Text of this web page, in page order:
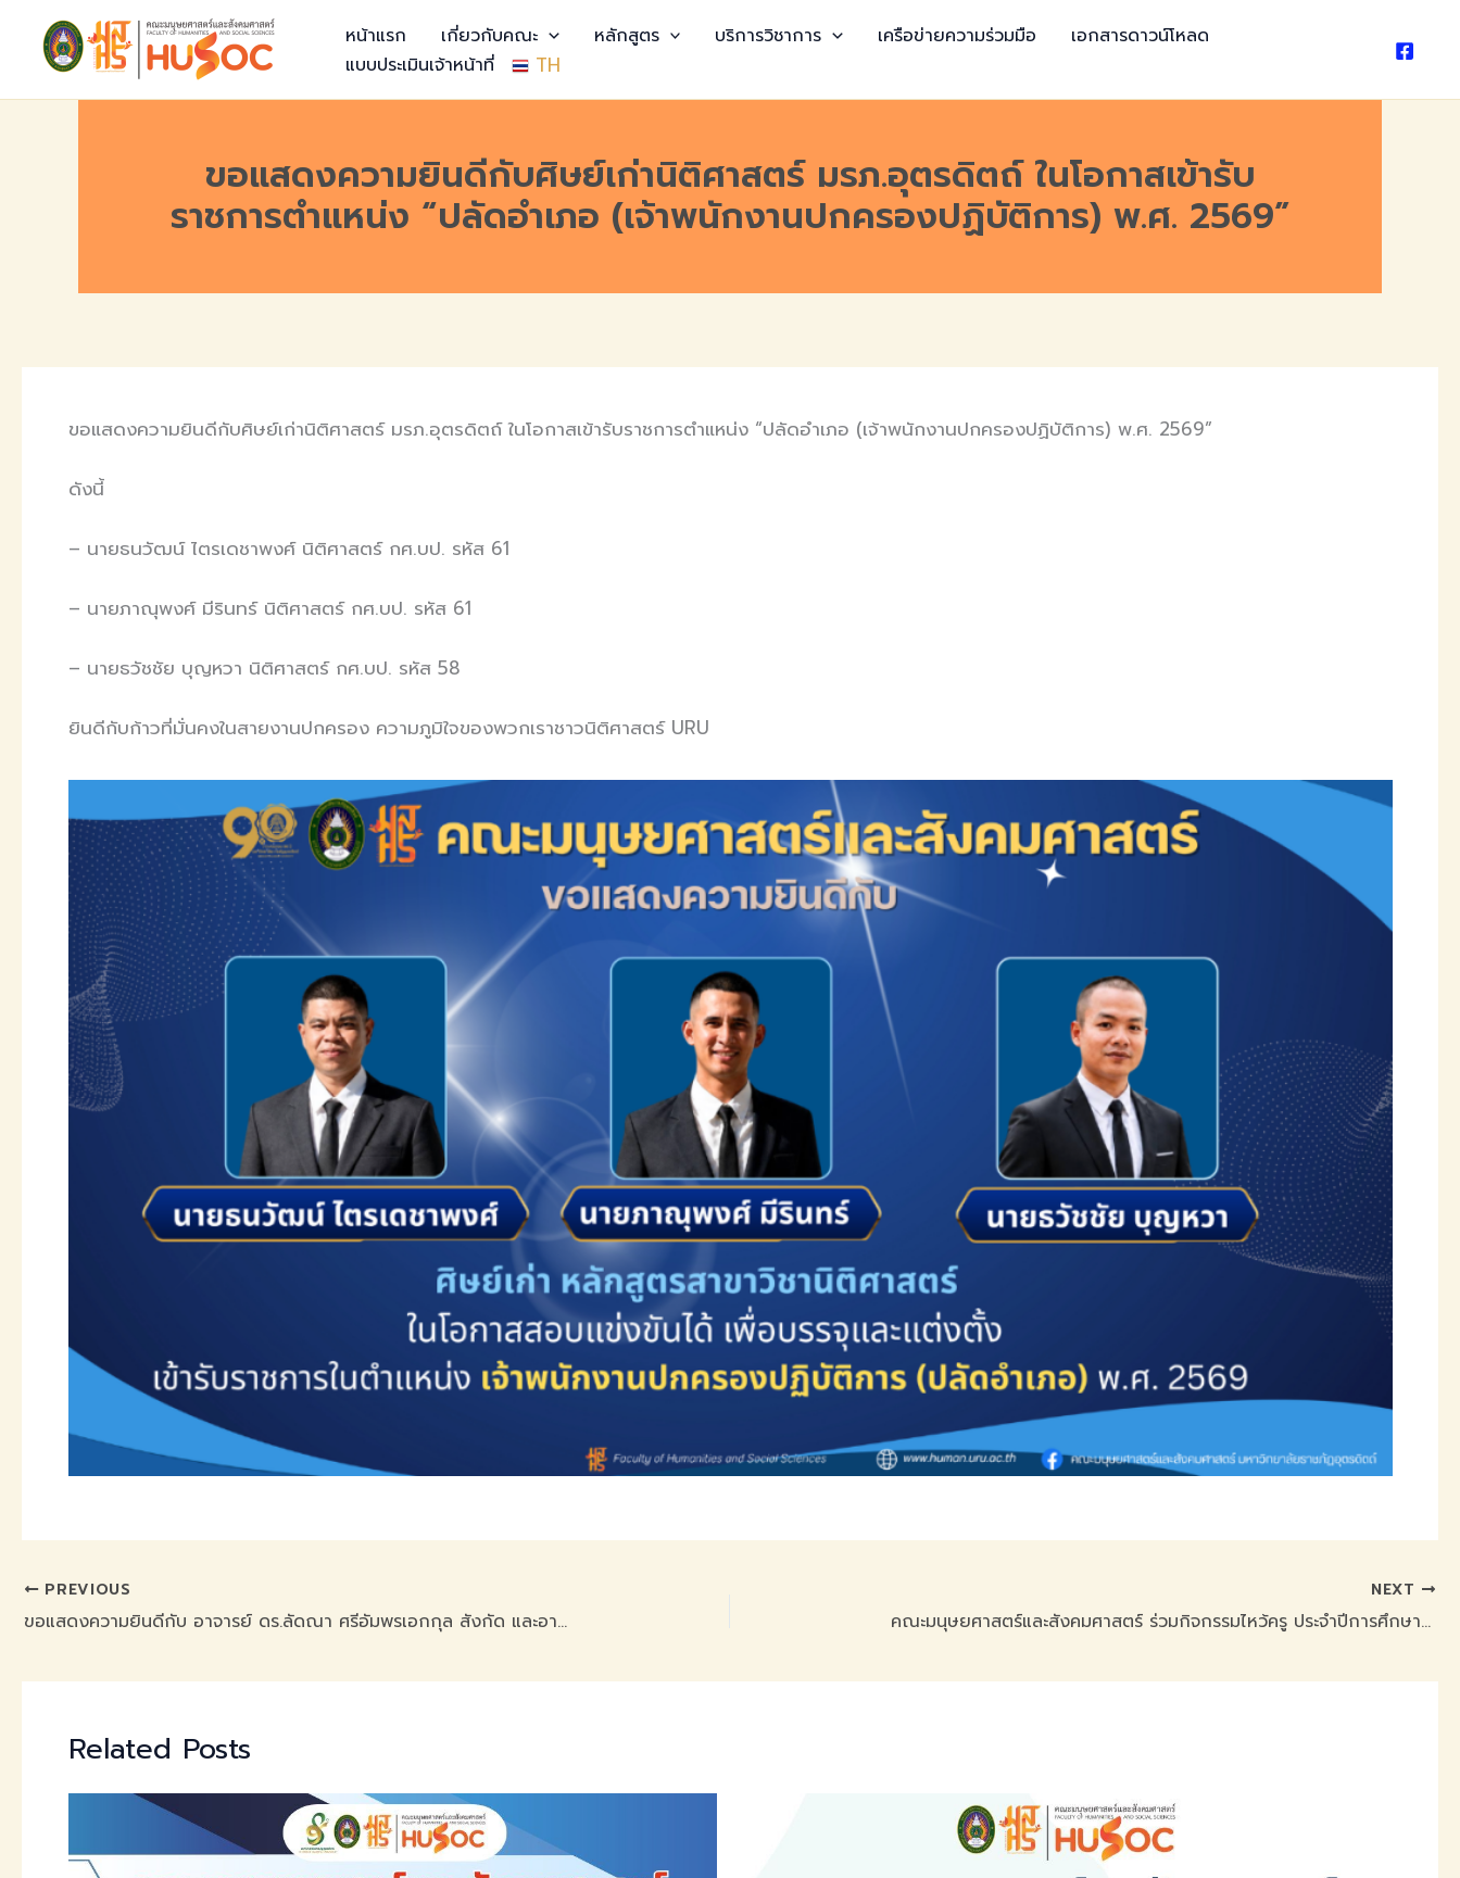
content
หน้าแรก เกี่ยวกับคณะ หลักสูตร บริการวิชาการ เครือข่ายความร่วมมือ
เอกสารดาวน์โหลด
แบบประเมินเจ้าหน้าที่
TH
ขอแสดงความยินดีกับศิษย์เก่านิติศาสตร์ มรภ.อุตรดิตถ์ ในโอกาสเข้ารับ
ราชการตำแหน่ง “ปลัดอำเภอ (เจ้าพนักงานปกครองปฏิบัติการ) พ.ศ. 2569”
ขอแสดงความยินดีกับศิษย์เก่านิติศาสตร์ มรภ.อุตรดิตถ์ ในโอกาสเข้ารับราชการตำแหน่ง “ปลัดอำเภอ (เจ้าพนักงานปกครองปฏิบัติการ) พ.ศ. 2569”
ดังนี้
– นายธนวัฒน์ ไตรเดชาพงศ์ นิติศาสตร์ กศ.บป. รหัส 61
– นายภาณุพงศ์ มีรินทร์ นิติศาสตร์ กศ.บป. รหัส 61
– นายธวัชชัย บุญหวา นิติศาสตร์ กศ.บป. รหัส 58
ยินดีกับก้าวที่มั่นคงในสายงานปกครอง ความภูมิใจของพวกเราชาวนิติศาสตร์ URU
PREVIOUS
ขอแสดงความยินดีกับ อาจารย์ ดร.ลัดณา ศรีอัมพรเอกกุล สังกัด และอาจารย์สงกรานต์ ถุงแก้ว ที่ีได้รับการตีพิมพ์เผยแพร่ (TCI กลุ่ม 2) ในวารสารมนุษยศาสตร์และสังคมศาสตร์ มหาวิทยาลัยราชพฤกษ์
NEXT
คณะมนุษยศาสตร์และสังคมศาสตร์ ร่วมกิจกรรมไหว้ครู ประจำปีการศึกษา 2569 สืบสานคุณค่าความกตัญญูและวัฒนธรรมอันดีงามของไทย
Related Posts